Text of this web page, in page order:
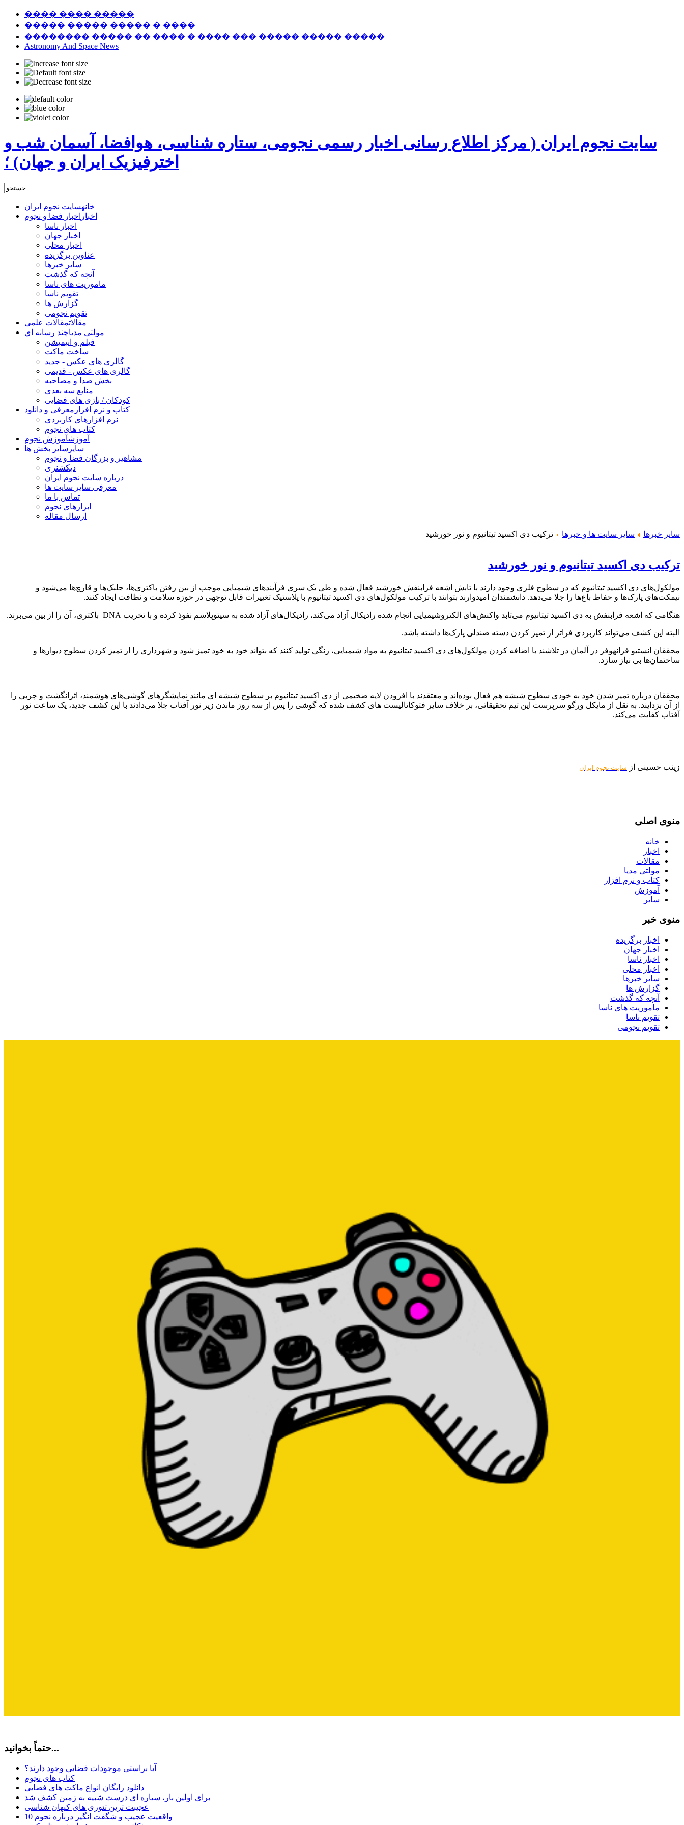
���� ���� �����
����� ����� ����� � ����
�������� ����� �� ���� � ���� ��� ����� ����� �����
Astronomy And Space News
سایت نجوم ایران ( مرکز اطلاع رسانی اخبار رسمی نجومی، ستاره شناسی، هوافضا، آسمان شب و
اخترفیزیک ایران و جهان) ؛
خانهسایت نجوم ایران
اخبار اخبار فضا و نجوم
اخبار ناسا
اخبار جهان
اخبار محلی
عناوین برگزیده
سایر خبرها
آنچه که گذشت
ماموریت های ناسا
تقویم ناسا
گزارش ها
تقویم نجومی
مقالاتمقالات علمی
مولتی مدیاچند رسانه اي
فیلم و انیمیشن
ساخت ماکت
گالری های عکس - جدید
گالری های عکس - قدیمی
بخش صدا و مصاحبه
منابع سه بعدی
کودکان / بازی های فضایی
کتاب و نرم افزار معرفی و دانلود
نرم افزارهای کاربردی
کتاب های نجوم
آموزشآموزش نجوم
سایر سایر بخش ها
مشاهیر و بزرگان فضا و نجوم
دیکشنری
درباره سایت نجوم ایران
معرفی سایر سایت ها
تماس با ما
ابزارهای نجوم
ارسال مقاله
سایر خبرها سایر سایت ها و خبرها ترکیب دی اکسید تیتانیوم و نور خورشید
ترکیب دی اکسید تیتانیوم و نور خورشید
مولکول‌های دی اکسید تیتانیوم که در سطوح فلزی وجود دارند با تابش اشعه فرابنفش خورشید فعال شده و طی یک سری فرآیندهای شیمیایی موجب از بین رفتن باکتری‌ها، جلبک‌ها و قارچ‌ها می‌شود و
نیمکت‌های پارک‌ها و حفاظ باغ‌ها را جلا می‌دهد. دانشمندان امیدوارند بتوانند با ترکیب مولکول‌های دی اکسید تیتانیوم با پلاستیک تغییرات قابل توجهی در حوزه سلامت و نظافت ایجاد کنند.
هنگامی که اشعه فرابنفش به دی اکسید تیتانیوم می‌تابد واکنش‌های الکتروشیمیایی انجام شده رادیکال آزاد می‌کند، رادیکال‌های آزاد شده به سیتوپلاسم نفوذ کرده و با تخریب DNA باکتری، آن را از بین می‌برند.
البته این کشف می‌تواند کاربردی فراتر از تمیز کردن دسته صندلی پارک‌ها داشته باشد.
محققان انستیو فرانهوفر در آلمان در تلاشند با اضافه کردن مولکول‌های دی اکسید تیتانیوم به مواد شیمیایی، رنگی تولید کنند که بتواند خود به خود تمیز شود و شهرداری را از تمیز کردن سطوح دیوارها و
ساختمان‌ها بی نیاز سازد.
محققان درباره تمیز شدن خود به خودی سطوح شیشه هم فعال بوده‌اند و معتقدند با افزودن لایه ضخیمی از دی اکسید تیتانیوم بر سطوح شیشه ای مانند نمایشگرهای گوشی‌های هوشمند، اثرانگشت و چربی را
از آن بزدایند. به نقل از مایکل ورگو سرپرست این تیم تحقیقاتی، بر خلاف سایر فتوکاتالیست های کشف شده که گوشی را پس از سه روز ماندن زیر نور آفتاب جلا می‌دادند با این کشف جدید، یک ساعت نور
آفتاب کفایت می‌کند.
زینب حسینی از سایت نجوم ایران
منوی اصلی
خانه
اخبار
مقالات
مولتی مدیا
کتاب و نرم افزار
آموزش
سایر
منوی خبر
اخبار برگزیده
اخبار جهان
اخبار ناسا
اخبار محلی
سایر خبرها
گزارش ها
آنچه که گذشت
ماموریت های ناسا
تقویم ناسا
تقویم نجومی
حتماً بخوانید...
آیا براستی موجودات فضایی وجود دارند؟
کتاب های نجوم
دانلود رایگان انواع ماکت های فضایی
برای اولین بار، سیاره ای درست شبیه به زمین کشف شد
عجیبت ترین تئوری های کیهان شناسی
10 واقعیت عجیب و شگفت انگیز درباره نجوم